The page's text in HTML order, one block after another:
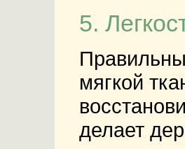
5.
мягкой
делает